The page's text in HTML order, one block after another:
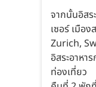
จากนั้นอิส
เซอร์ เมือ
Zurich,
อิสระอาหา
ท่องเที่ยว